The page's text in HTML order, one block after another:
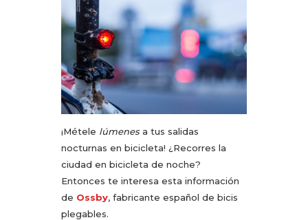
¡Métele lúmenesa tus salidas
nocturnas en bicicleta! ¿Recorres la
ciudad en bicicleta de noche?
Entonces te interesa esta información
de Ossby, fabricante español de bicis
plegables.